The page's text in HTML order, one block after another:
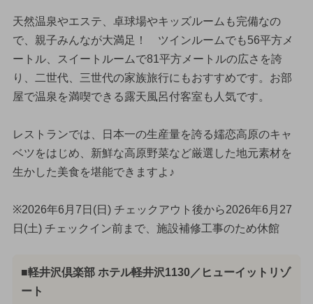
天然温泉やエステ、卓球場やキッズルームも完備なの
で、親子みんなが大満足！ ツインルームでも56平方メ
ートル、スイートルームで81平方メートルの広さを誇
り、二世代、三世代の家族旅行にもおすすめです。お部
屋で温泉を満喫できる露天風呂付客室も人気です。
レストランでは、日本一の生産量を誇る嬬恋高原のキャ
ベツをはじめ、新鮮な高原野菜など厳選した地元素材を
生かした美食を堪能できますよ♪
※2026年6月7日(日) チェックアウト後から2026年6月27
日(土) チェックイン前まで、施設補修工事のため休館
■軽井沢倶楽部 ホテル軽井沢1130／ヒューイットリゾ
ート